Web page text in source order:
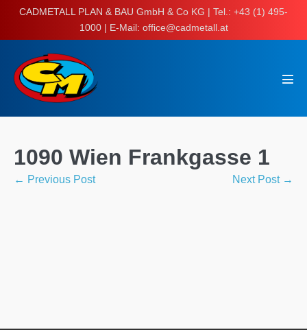
SkipCADMETALL PLAN & BAU GmbH & Co KG | Tel.: +43 (1) 495-
1000 | E-Mail: office@cadmetall.at
1090 Wien Frankgasse 1
Post
← Previous Post Next Post →